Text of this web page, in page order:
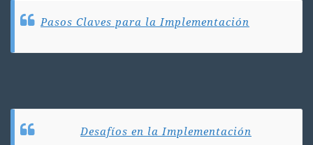
Pasos Claves para la Implementación
Desafíos en la Implementación